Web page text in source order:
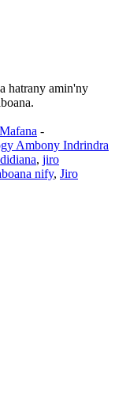
hatrany amin'ny
-
Ambony Indrindra
, jiro
nify, Jiro